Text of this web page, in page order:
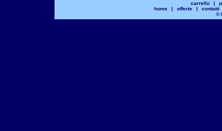
carrello |
home
| offerte |
contatti
©